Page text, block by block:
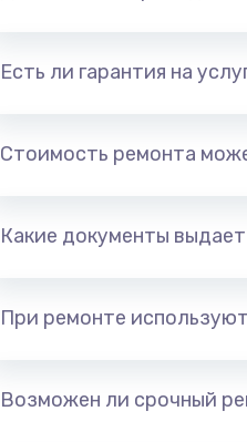
Есть ли гарантия на
Стоимость ремонта
Какие документы
При ремонте
Возможен ли срочный